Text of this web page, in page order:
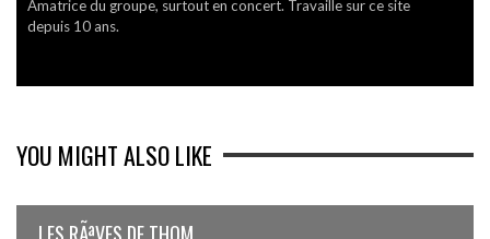
Amatrice du groupe, surtout en concert. Travaille sur ce site
depuis 10 ans.
YOU MIGHT ALSO LIKE
LES RÃªVES DE THOM